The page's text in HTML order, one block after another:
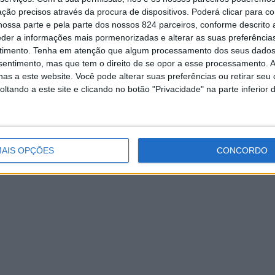
precisos através da procura de dispositivos. Poderá clicar para
parte e pela parte dos nossos 824 parceiros, conforme descrito
a informações mais pormenorizadas e alterar as suas
Tenha em atenção que algum processamento dos seus
mas que tem o direito de se opor a esse processamento.
a este website. Você pode alterar suas preferências ou retirar seu
a este site e clicando no botão "Privacidade" na parte inferior
OPÇÕES CONCORDO
de “represálias” e a sua obra desvalorizada.
outra característica que via nos amarantinos -, o que a
Primeiro de Janeiro e candidata à Presidência da
compra Minas
de Janeiro, 2021
Amarante: Festa dos Diabos
volta à rua Cândido dos Reis
Redação 20 de Agosto, 2025